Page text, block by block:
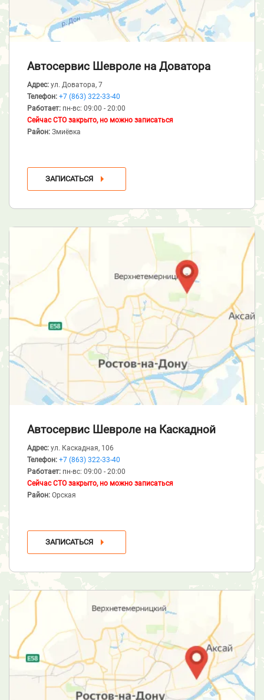
Автосервис Шевроле на Доватора
Адрес: ул. Доватора, 7
Телефон: +7 (863) 322-33-40
Работает: пн-вс: 09:00 - 20:00
Сейчас СТО закрыто, но можно записаться
Район: Змиёвка
ЗАПИСАТЬСЯ
Автосервис Шевроле на Каскадной
Адрес: ул. Каскадная, 106
Телефон: +7 (863) 322-33-40
Работает: пн-вс: 09:00 - 20:00
Сейчас СТО закрыто, но можно записаться
Район: Орская
ЗАПИСАТЬСЯ